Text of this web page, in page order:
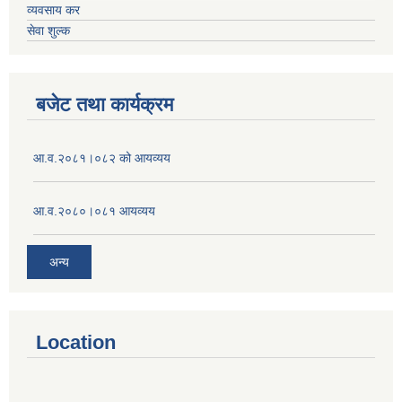
व्यवसाय कर
सेवा शुल्क
बजेट तथा कार्यक्रम
आ.व.२०८१।०८२ को आयव्यय
आ.व.२०८०।०८१ आयव्यय
अन्य
Location